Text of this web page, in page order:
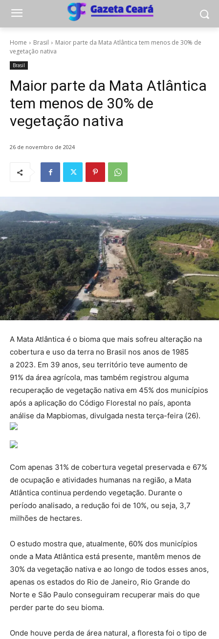
Home Brasil
Maior parte da Mata Atlântica tem menos de 30% de
vegetação nativa
Brasil
Maior parte da Mata Atlântica
tem menos de 30% de
vegetação nativa
26 de novembro de 2024
A Mata Atlântica é o bioma que mais sofreu alteração na
cobertura e uso da terra no Brasil nos anos de 1985
a 2023. Em 39 anos, seu território teve aumento de
91% da área agrícola, mas também registrou alguma
recuperação de vegetação nativa em 45% dos municípios
após a aplicação do Código Florestal no país, aponta
análise da Mapbiomas, divulgada nesta terça-feira (26).
Com apenas 31% de cobertura vegetal preservada e 67%
de ocupação e atividades humanas na região, a Mata
Atlântica continua perdendo vegetação. Durante o
período analisado, a redução foi de 10%, ou seja, 3,7
milhões de hectares.
O estudo mostra que, atualmente, 60% dos municípios
onde a Mata Atlântica está presente, mantêm menos de
30% da vegetação nativa e ao longo de todos esses anos,
apenas os estados do Rio de Janeiro, Rio Grande do
Norte e São Paulo conseguiram recuperar mais do que
perder parte do seu bioma.
Onde houve perda de área natural, a floresta foi o tipo de